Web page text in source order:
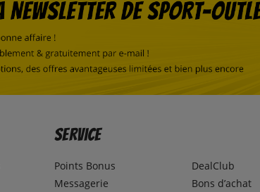
Service
Points Bonus
Messagerie
DealClub
Bons d’achat